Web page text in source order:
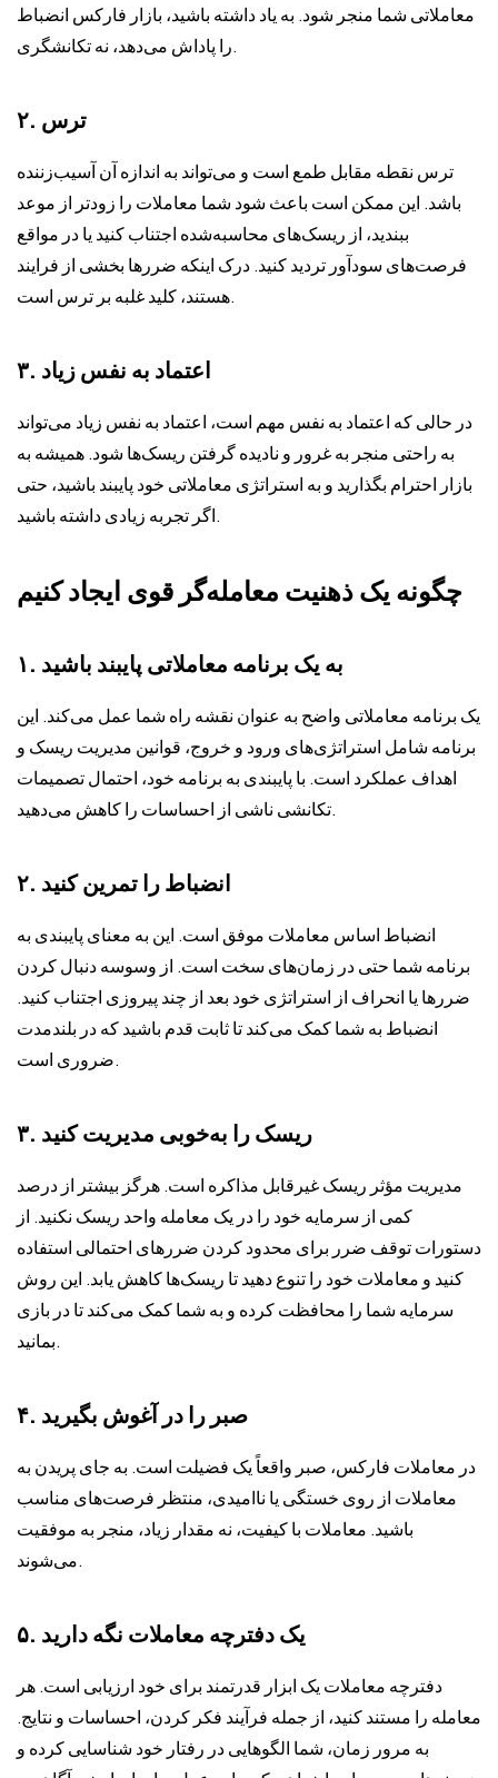
معاملاتی شما منجر شود. به یاد داشته باشید، بازار فارکس انضباط
را پاداش می‌دهد، نه تکانشگری.
۲. ترس
ترس نقطه مقابل طمع است و می‌تواند به اندازه آن آسیب‌زننده
باشد. این ممکن است باعث شود شما معاملات را زودتر از موعد
ببندید، از ریسک‌های محاسبه‌شده اجتناب کنید یا در مواقع
فرصت‌های سودآور تردید کنید. درک اینکه ضررها بخشی از فرایند
هستند، کلید غلبه بر ترس است.
۳. اعتماد به نفس زیاد
در حالی که اعتماد به نفس مهم است، اعتماد به نفس زیاد می‌تواند
به راحتی منجر به غرور و نادیده گرفتن ریسک‌ها شود. همیشه به
بازار احترام بگذارید و به استراتژی معاملاتی خود پایبند باشید، حتی
اگر تجربه زیادی داشته باشید.
چگونه یک ذهنیت معامله‌گر قوی ایجاد کنیم
۱. به یک برنامه معاملاتی پایبند باشید
یک برنامه معاملاتی واضح به عنوان نقشه راه شما عمل می‌کند. این
برنامه شامل استراتژی‌های ورود و خروج، قوانین مدیریت ریسک و
اهداف عملکرد است. با پایبندی به برنامه خود، احتمال تصمیمات
تکانشی ناشی از احساسات را کاهش می‌دهید.
۲. انضباط را تمرین کنید
انضباط اساس معاملات موفق است. این به معنای پایبندی به
برنامه شما حتی در زمان‌های سخت است. از وسوسه دنبال کردن
ضررها یا انحراف از استراتژی خود بعد از چند پیروزی اجتناب کنید.
انضباط به شما کمک می‌کند تا ثابت قدم باشید که در بلندمدت
ضروری است.
۳. ریسک را به‌خوبی مدیریت کنید
مدیریت مؤثر ریسک غیرقابل مذاکره است. هرگز بیشتر از درصد
کمی از سرمایه خود را در یک معامله واحد ریسک نکنید. از
دستورات توقف ضرر برای محدود کردن ضررهای احتمالی استفاده
کنید و معاملات خود را تنوع دهید تا ریسک‌ها کاهش یابد. این روش
سرمایه شما را محافظت کرده و به شما کمک می‌کند تا در بازی
بمانید.
۴. صبر را در آغوش بگیرید
در معاملات فارکس، صبر واقعاً یک فضیلت است. به جای پریدن به
معاملات از روی خستگی یا ناامیدی، منتظر فرصت‌های مناسب
باشید. معاملات با کیفیت، نه مقدار زیاد، منجر به موفقیت
می‌شوند.
۵. یک دفترچه معاملات نگه دارید
دفترچه معاملات یک ابزار قدرتمند برای خود ارزیابی است. هر
معامله را مستند کنید، از جمله فرآیند فکر کردن، احساسات و نتایج.
به مرور زمان، شما الگوهایی در رفتار خود شناسایی کرده و